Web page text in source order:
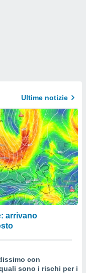
Ultime notizie
arrivano
con
sono i rischi per i